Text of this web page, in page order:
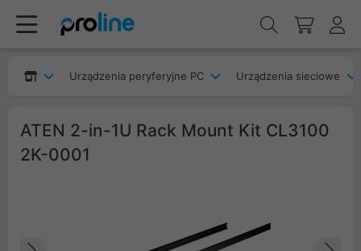
Urządzenia peryferyjne PC Urządzenia sieciowe
ATEN 2-in-1U Rack Mount Kit CL3100
2K-0001